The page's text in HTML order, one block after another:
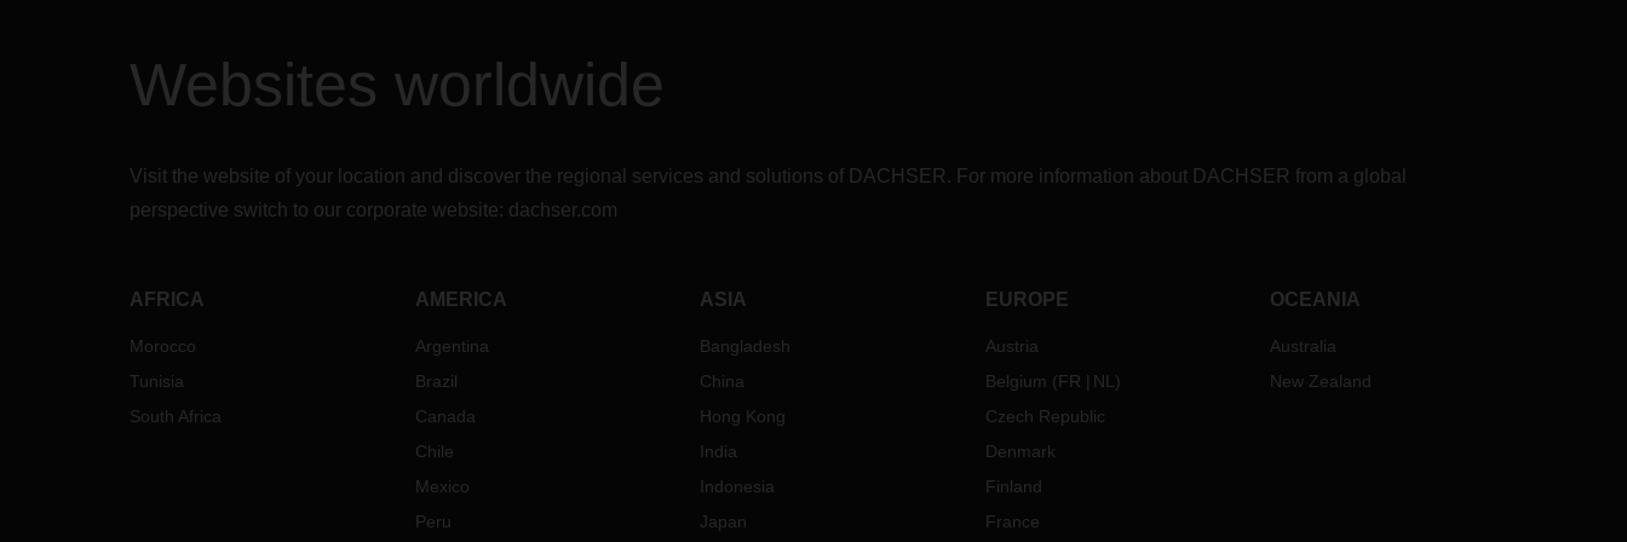
prochain entretien avec votre
Websites worldwide
Visit the website of your location and discover the regional services and solutions of DACHSER. For more information about DACHSER from a global
perspective switch to our corporate website: dachser.com
AFRICA
Morocco
Tunisia
South Africa
AMERICA
Argentina
Brazil
Canada
Chile
Mexico
Peru
ASIA
Bangladesh
China
Hong Kong
India
Indonesia
Japan
EUROPE
Austria
Belgium (FR NL )
Czech Republic
Denmark
Finland
France
OCEANIA
Australia
New Zealand